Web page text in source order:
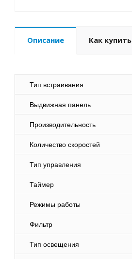
Описание Как купить
Тип встраивания
Выдвижная панель
Производительность
Количество скоростей
Тип управления
Таймер
Режимы работы
Фильтр
Тип освещения